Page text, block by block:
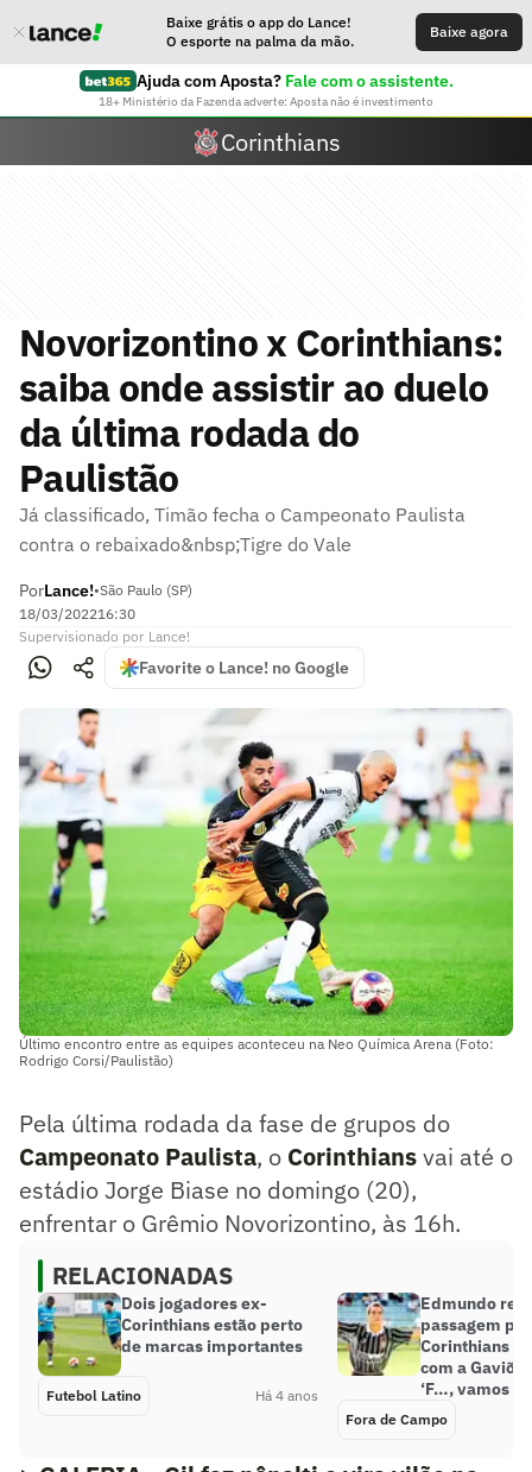
Baixe grátis o app do Lance!
O esporte na palma da mão.
Baixe agora
Ajuda com Aposta? Fale com o assistente.
18+ Ministério da Fazenda adverte: Aposta não é investimento
Corinthians
Novorizontino x Corinthians:
saiba onde assistir ao duelo
da última rodada do
Paulistão
Já classificado, Timão fecha o Campeonato Paulista
contra o rebaixado&nbsp;Tigre do Vale
PorLance!•São Paulo (SP)
18/03/202216:30
Supervisionado por Lance!
Favorite o Lance! no Google
Último encontro entre as equipes aconteceu na Neo Química Arena (Foto:
Rodrigo Corsi/Paulistão)
Pela última rodada da fase de grupos do
Campeonato Paulista, o Corinthiansvai até o
estádio Jorge Biase no domingo (20),
enfrentar o Grêmio Novorizontino, às 16h.
RELACIONADAS
Dois jogadores ex-
Corinthians estão perto
de marcas importantes
Futebol Latino Há 4 anos
Edmundo
passagem por
Corinthians e
com a
‘F…, vamos
Fora de Campo